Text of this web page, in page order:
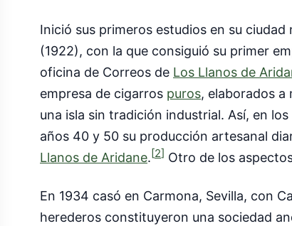
Inició sus primeros estudios en su
(1922), con la que consiguió su primer
oficina de Correos de Los Llanos de
empresa de cigarros puros, elaborados a
una isla sin tradición industrial. Así, en
años 40 y 50 su producción artesanal
Llanos de Aridane. [2] Otro de los
En 1934 casó en Carmona, Sevilla, con
herederos constituyeron una sociedad